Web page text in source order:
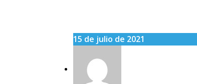
15 de julio de 2021